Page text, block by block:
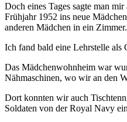
Doch eines Tages sagte man
Frühjahr 1952 ins neue
anderen Mädchen in ein
Ich fand bald eine Lehrstelle
Das Mädchenwohnheim war
Nähmaschinen, wo wir an den
Dort konnten wir auch
Soldaten von der Royal Navy